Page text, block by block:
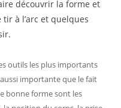
découvrir la forme et
à l’arc et quelques
outils les plus importants
importante que le fait
bonne forme sont les